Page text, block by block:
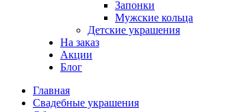
Запонки
Мужские кольца
Детские украшения
На заказ
Акции
Блог
Главная
Свадебные украшения